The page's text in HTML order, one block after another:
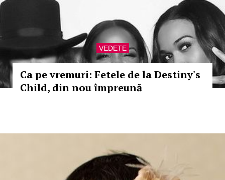
VEDETE
Ca pe vremuri: Fetele de la Destiny's
Child, din nou împreună